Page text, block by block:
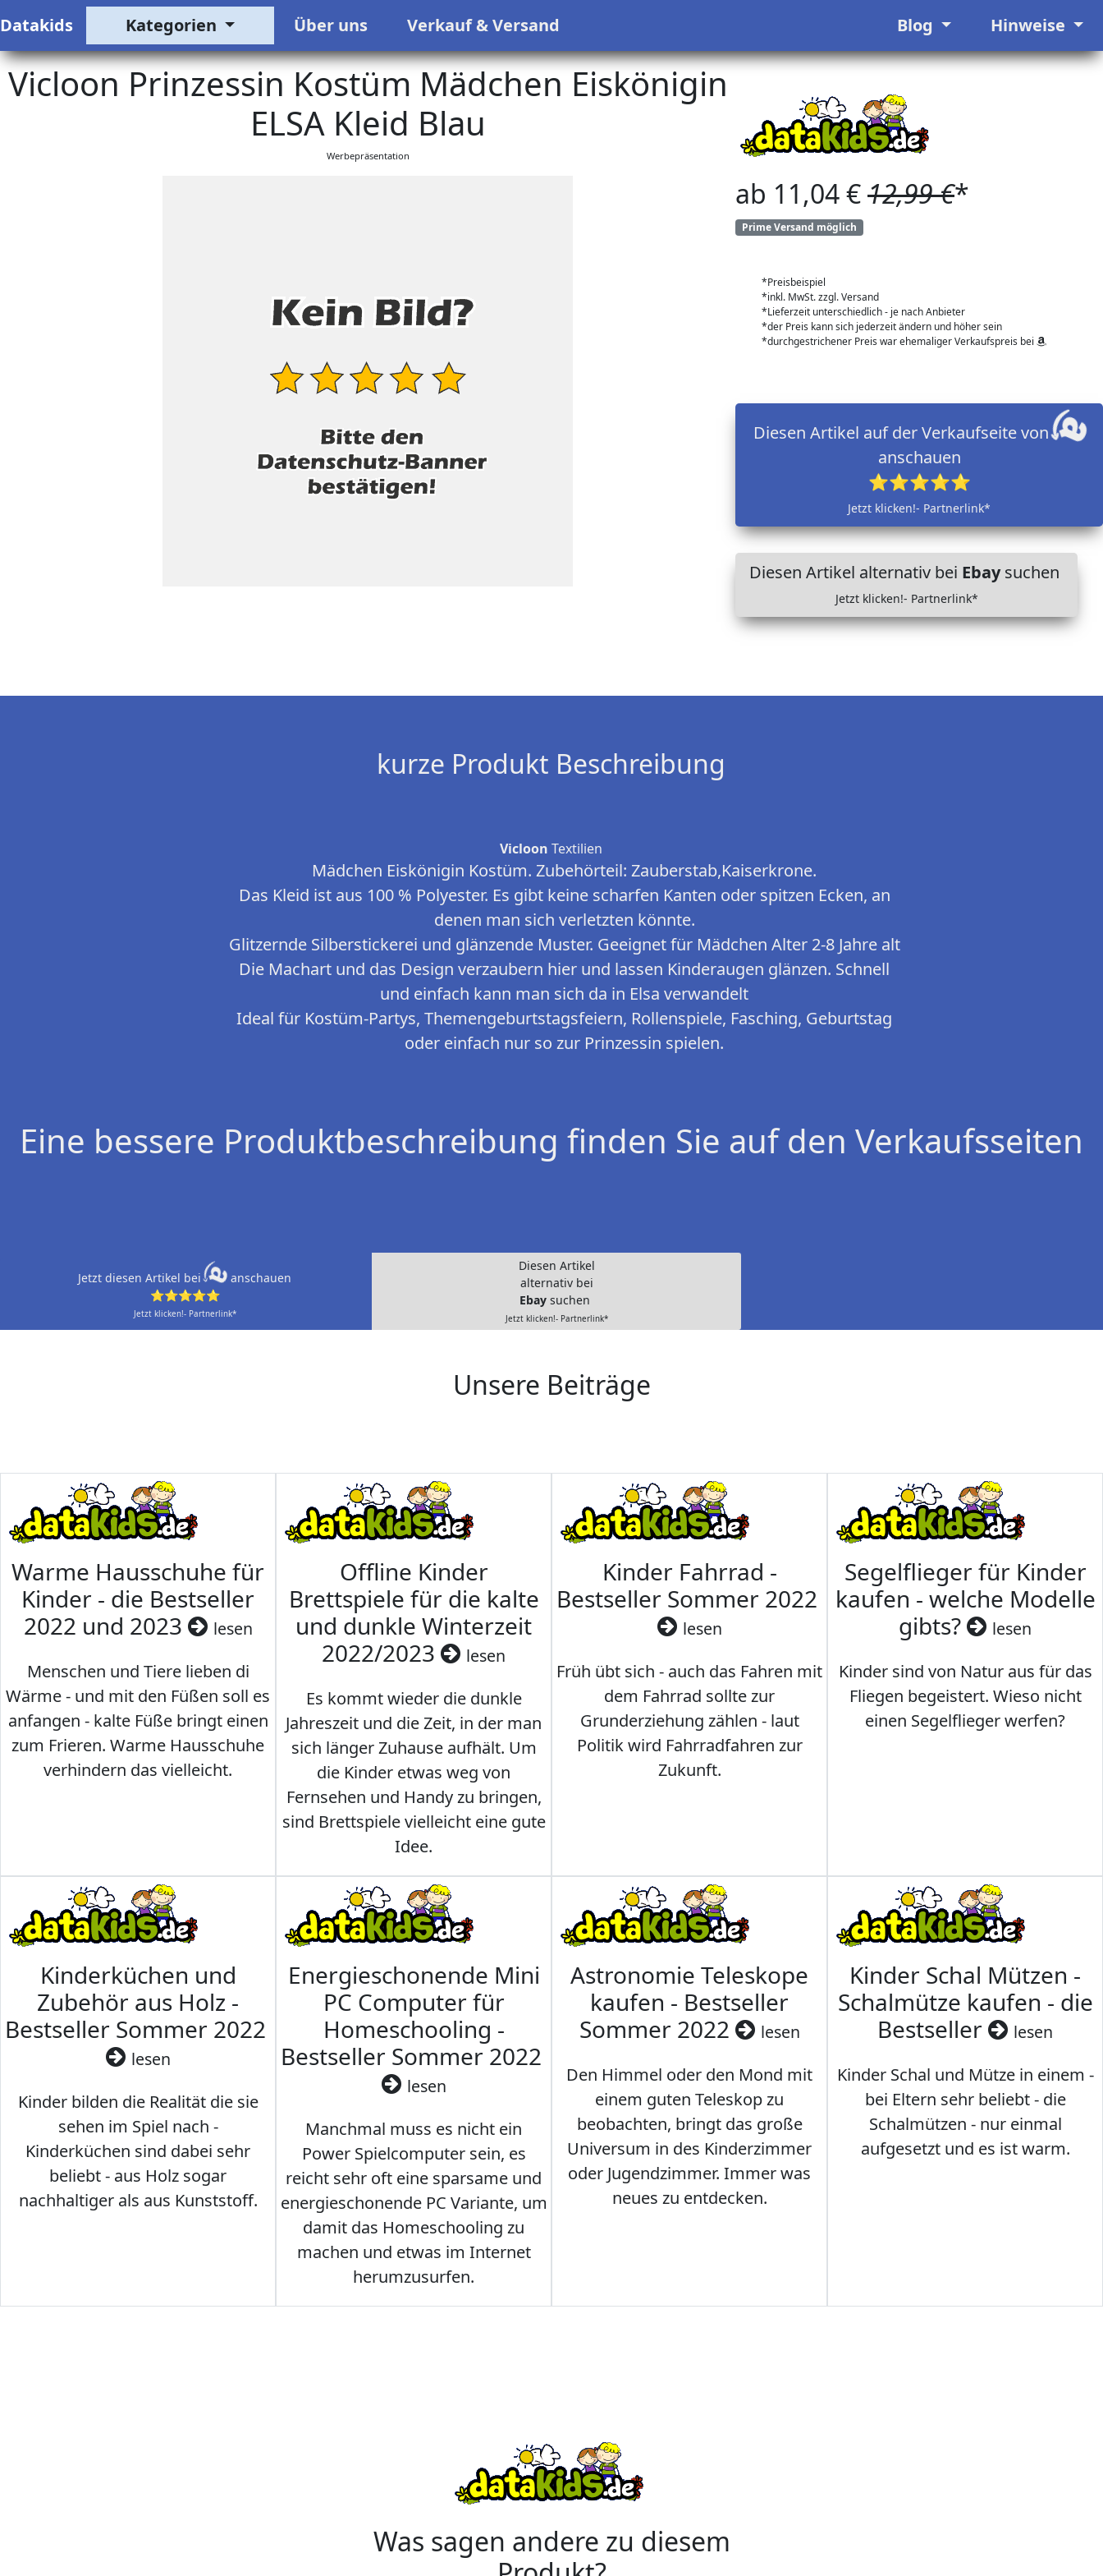
Datakids Kategorien Über uns Verkauf & Versand Blog Hinweise
Vicloon Prinzessin Kostüm Mädchen Eiskönigin
ELSA Kleid Blau
Werbepräsentation
ab 11,04 €12,99 €*
Prime Versand möglich
*Preisbeispiel
*inkl. MwSt. zzgl. Versand
*Lieferzeit unterschiedlich - je nach Anbieter
*der Preis kann sich jederzeit ändern und höher sein
*durchgestrichener Preis war ehemaliger Verkaufspreis bei
Diesen Artikel auf der Verkaufseite von
anschauen
⭐⭐⭐⭐⭐
Jetzt klicken!- Partnerlink*
Diesen Artikel alternativ bei Ebaysuchen
Jetzt klicken!- Partnerlink*
kurze Produkt Beschreibung
Vicloon Textilien
Mädchen Eiskönigin Kostüm. Zubehörteil: Zauberstab,Kaiserkrone.
Das Kleid ist aus 100 % Polyester. Es gibt keine scharfen Kanten oder spitzen Ecken, an
denen man sich verletzten könnte.
Glitzernde Silberstickerei und glänzende Muster. Geeignet für Mädchen Alter 2-8 Jahre alt
Die Machart und das Design verzaubern hier und lassen Kinderaugen glänzen. Schnell
und einfach kann man sich da in Elsa verwandelt
Ideal für Kostüm-Partys, Themengeburtstagsfeiern, Rollenspiele, Fasching, Geburtstag
oder einfach nur so zur Prinzessin spielen.
Eine bessere Produktbeschreibung finden Sie auf den Verkaufsseiten
Jetzt diesen Artikel bei
anschauen
⭐⭐⭐⭐⭐
Jetzt klicken!- Partnerlink*
Diesen Artikel
alternativ bei
Ebay suchen
Jetzt klicken!- Partnerlink*
Unsere Beiträge
Warme Hausschuhe für
Kinder - die Bestseller
2022 und 2023
lesen
Menschen und Tiere lieben di
Wärme - und mit den Füßen soll es
anfangen - kalte Füße bringt einen
zum Frieren. Warme Hausschuhe
verhindern das vielleicht.
Offline Kinder
Brettspiele für die kalte
und dunkle Winterzeit
2022/2023
lesen
Es kommt wieder die dunkle
Jahreszeit und die Zeit, in der man
sich länger Zuhause aufhält. Um
die Kinder etwas weg von
Fernsehen und Handy zu bringen,
sind Brettspiele vielleicht eine gute
Idee.
Kinder Fahrrad -
Bestseller Sommer 2022
lesen
Früh übt sich - auch das Fahren mit
dem Fahrrad sollte zur
Grunderziehung zählen - laut
Politik wird Fahrradfahren zur
Zukunft.
Segelflieger für Kinder
kaufen - welche Modelle
gibts?
lesen
Kinder sind von Natur aus für das
Fliegen begeistert. Wieso nicht
einen Segelflieger werfen?
Kinderküchen und
Zubehör aus Holz -
Bestseller Sommer 2022
lesen
Kinder bilden die Realität die sie
sehen im Spiel nach -
Kinderküchen sind dabei sehr
beliebt - aus Holz sogar
nachhaltiger als aus Kunststoff.
Energieschonende Mini
PC Computer für
Homeschooling -
Bestseller Sommer 2022
lesen
Manchmal muss es nicht ein
Power Spielcomputer sein, es
reicht sehr oft eine sparsame und
energieschonende PC Variante, um
damit das Homeschooling zu
machen und etwas im Internet
herumzusurfen.
Astronomie Teleskope
kaufen - Bestseller
Sommer 2022
lesen
Den Himmel oder den Mond mit
einem guten Teleskop zu
beobachten, bringt das große
Universum in des Kinderzimmer
oder Jugendzimmer. Immer was
neues zu entdecken.
Kinder Schal Mützen -
Schalmütze kaufen - die
Bestseller
lesen
Kinder Schal und Mütze in einem -
bei Eltern sehr beliebt - die
Schalmützen - nur einmal
aufgesetzt und es ist warm.
Was sagen andere zu diesem